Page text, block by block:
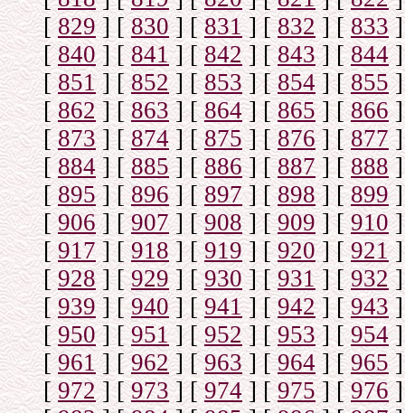
[829] [830] [831] [832] [833]
[840] [841] [842] [843] [844]
[851] [852] [853] [854] [855]
[862] [863] [864] [865] [866]
[873] [874] [875] [876] [877]
[884] [885] [886] [887] [888]
[895] [896] [897] [898] [899]
[906] [907] [908] [909] [910]
[917] [918] [919] [920] [921]
[928] [929] [930] [931] [932]
[ 939] [940] [941] [942] [943]
[950] [951] [952] [953] [954]
[961] [962] [963] [964] [965]
[972] [973] [974] [975] [976]